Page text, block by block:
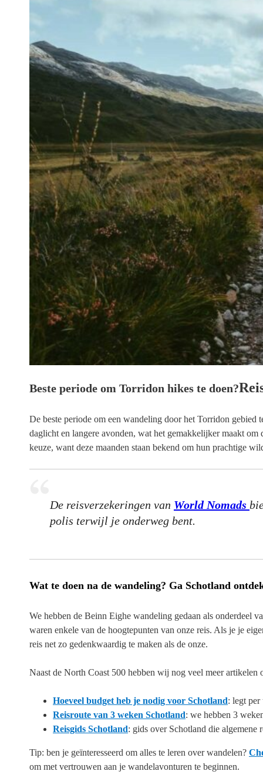
Beste periode om Torridon hikes te doen?
De beste periode om een wandeling door het Torridon gebied
daglicht en langere avonden, wat het gemakkelijker maakt om
keuze, want deze maanden staan bekend om hun prachtige
De reisverzekeringen van World Nomads
polis terwijl je onderweg bent.
Wat te doen na de wandeling? Ga Schotland
We hebben de Beinn Eighe wandeling gedaan als onderdeel
waren enkele van de hoogtepunten van onze reis. Als je je
reis net zo gedenkwaardig te maken als de onze.
Naast de North Coast 500 hebben wij nog veel meer
Hoeveel budget heb je nodig voor Schotland: legt
Reisroute van 3 weken Schotland: we hebben 3
Reisgids Schotland: gids over Schotland die algemene
Tip: ben je geïnteresseerd om alles te leren over wandelen?
om met vertrouwen aan je wandelavonturen te beginnen.